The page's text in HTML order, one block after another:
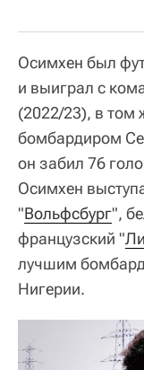
Осимхен был
и выиграл с
(2022/23), в том
бомбардиром
он забил 76
Осимхен
"Вольфсбург",
французский "
лучшим
Нигерии.